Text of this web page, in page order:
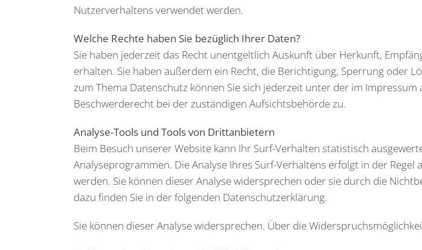
Nutzerverhaltens verwendet werden.
Welche Rechte haben Sie bezüglich Ihrer Daten?
Sie haben jederzeit das Recht unentgeltlich Auskunft über Herkunft,
erhalten. Sie haben außerdem ein Recht, die Berichtigung, Sperrung oder
zum Thema Datenschutz können Sie sich jederzeit unter der im
Beschwerderecht bei der zuständigen Aufsichtsbehörde zu.
Analyse-Tools und Tools von Drittanbietern
Beim Besuch unserer Website kann Ihr Surf-Verhalten statistisch
Analyseprogrammen. Die Analyse Ihres Surf-Verhaltens erfolgt in der
werden. Sie können dieser Analyse widersprechen oder sie durch die
dazu finden Sie in der folgenden Datenschutzerklärung.
Sie können dieser Analyse widersprechen. Über die